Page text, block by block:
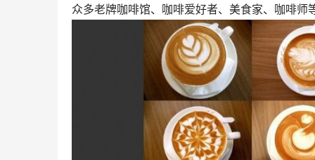
众多老牌咖啡馆、咖啡爱好者、美食家、咖啡师